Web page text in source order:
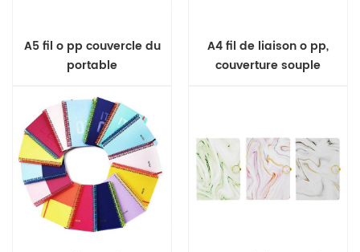
A5 fil o pp couvercle du
portable
A4 fil de liaison o pp,
couverture souple